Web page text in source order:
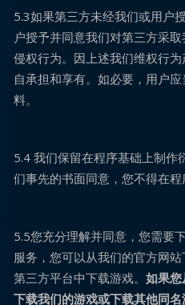
5.3如果第三方未经我们或用户
户授予并同意我们对第三方采
侵权行为。因上述我们维权行
自承担和享有。如必要，用户
料。
5.4 我们保留在程序基础上制作
们事先的书面同意，您不得在程
5.5您充分理解并同意，您需要
服务，您可以从我们的官方网
第三方平台中下载游戏。 如果您
下载我们的游戏或下载其他同